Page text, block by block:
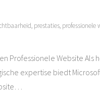
, prestaties, professionele
Professionele Website Als
expertise biedt
…